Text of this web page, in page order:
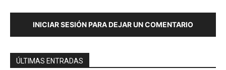
INICIAR SESIÓN PARA DEJAR UN COMENTARIO
ÚLTIMAS ENTRADAS